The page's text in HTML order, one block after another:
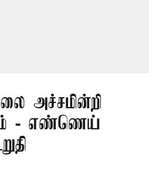
அச்சமின்றி
- எண்ணெய்